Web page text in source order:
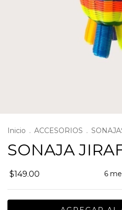
Inicio . ACCESORIOS .
SONAJA
$149.00 6